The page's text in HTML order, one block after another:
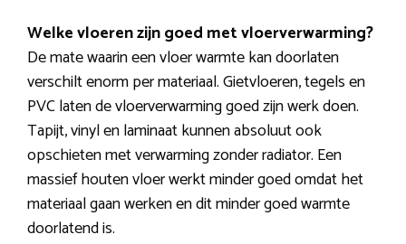
Welke vloeren zijn goed met vloerverwarming?
De mate waarin een vloer warmte kan doorlaten
verschilt enorm per materiaal. Gietvloeren, tegels en
PVC laten de vloerverwarming goed zijn werk doen.
Tapijt, vinyl en laminaat kunnen absoluut ook
opschieten met verwarming zonder radiator. Een
massief houten vloer werkt minder goed omdat het
materiaal gaan werken en dit minder goed warmte
doorlatend is.